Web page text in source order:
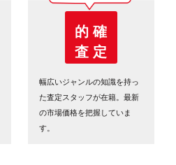
的 確
査 定
幅広いジャンルの知識を持っ
た査定スタッフが在籍。最新
の市場価格を把握していま
す。